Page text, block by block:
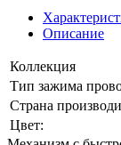
Описание
Коллекция
Тип зажима
Страна
Цвет: